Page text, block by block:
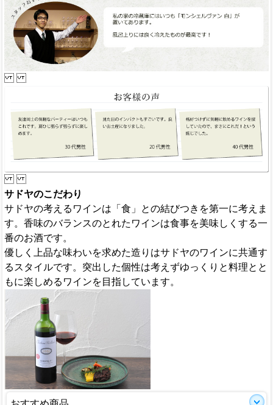
サドヤのこだわり
サドヤの考えるワインは「食」との結びつきを第一に考えま
す。香味のバランスのとれたワインは食事を美味しくする一
番のお酒です。
優しく上品な味わいを求めた造りはサドヤのワインに共通す
るスタイルです。突出した個性は考えずゆっくりと料理とと
もに楽しめるワインを目指しています。